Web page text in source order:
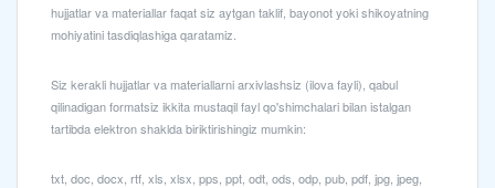
hujjatlar va materiallar faqat siz aytgan taklif, bayonot yoki shikoyatning
mohiyatini tasdiqlashiga qaratamiz.
Siz kerakli hujjatlar va materiallarni arxivlashsiz (ilova fayli), qabul
qilinadigan formatsiz ikkita mustaqil fayl qo'shimchalari bilan istalgan
tartibda elektron shaklda biriktirishingiz mumkin:
txt, doc, docx, rtf, xls, xlsx, pps, ppt, odt, ods, odp, pub, pdf, jpg, jpeg,